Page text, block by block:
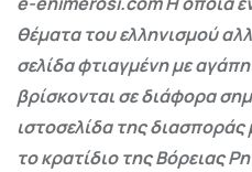
θέματα του ελληνισμού
σελίδα φτιαγμένη με
βρίσκονται σε διάφορα
ιστοσελίδα της διασποράς
το κρατίδιο της Βόρειας